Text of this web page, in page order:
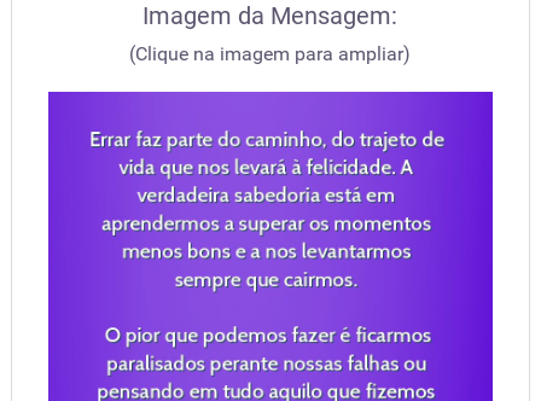
Imagem da Mensagem:
(Clique na imagem para ampliar)